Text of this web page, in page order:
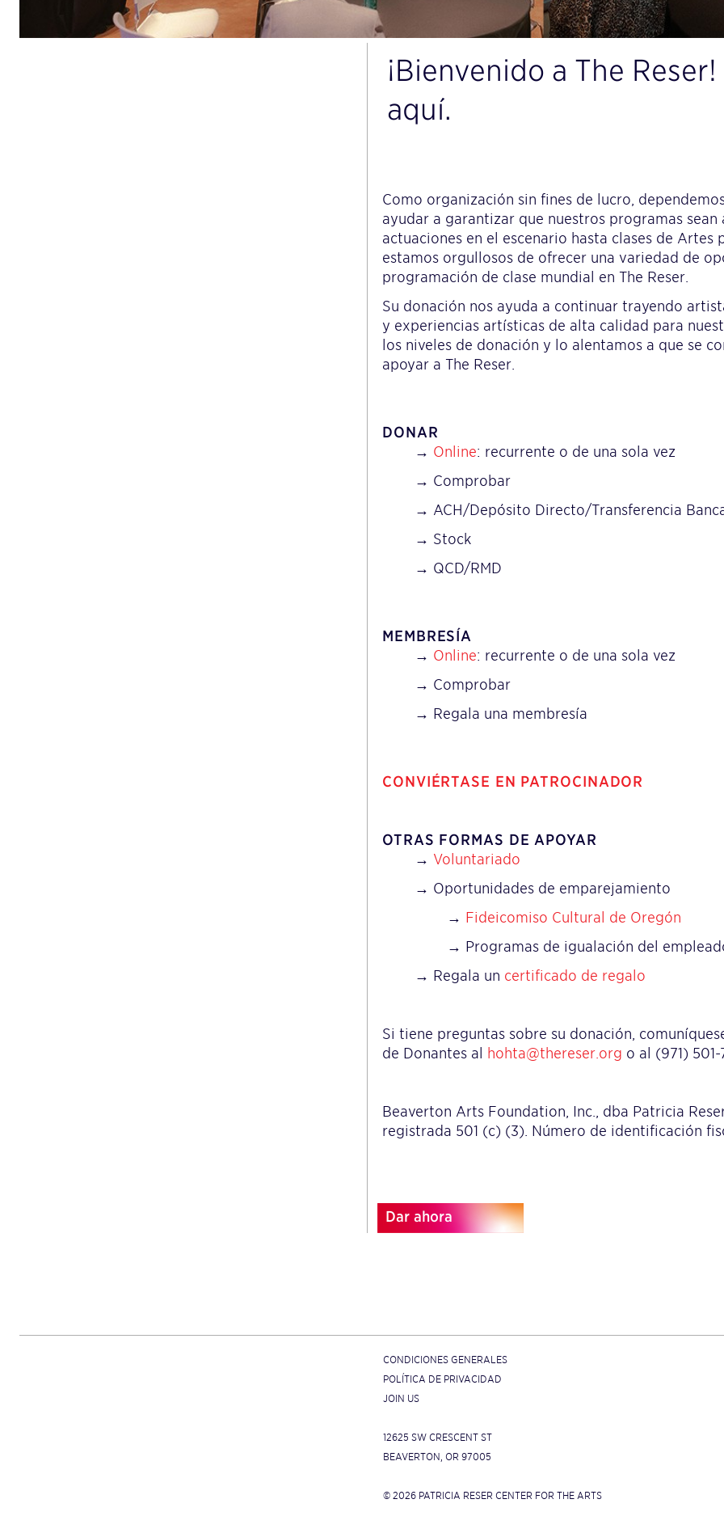
¡Bienvenido a The
aquí.
Como organización sin fines de lucro,
ayudar a garantizar que nuestros programas
actuaciones en el escenario hasta clases de
estamos orgullosos de ofrecer una variedad de
programación de clase mundial en The Reser.
Su donación nos ayuda a continuar trayendo
y experiencias artísticas de alta calidad para
los niveles de donación y lo alentamos a que se
apoyar a The Reser.
DONAR
→ Online: recurrente o de una sola vez
→ Comprobar
→ ACH/Depósito Directo/Transferencia
→ Stock
→ QCD/RMD
MEMBRESÍA
→ Online: recurrente o de una sola vez
→ Comprobar
→ Regala una membresía
CONVIÉRTASE EN PATROCINADOR
OTRAS FORMAS DE APOYAR
→ Voluntariado
→ Oportunidades de emparejamiento
→ Fideicomiso Cultural de Oregón
→ Programas de igualación del
→ Regala un certificado de regalo
Si tiene preguntas sobre su donación,
de Donantes al hohta@thereser.org o al (971) 501-
Beaverton Arts Foundation, Inc., dba Patricia
registrada 501 (c) (3). Número de identificación
Dar ahora
CONDICIONES GENERALES
POLÍTICA DE PRIVACIDAD
JOIN US
12625 SW CRESCENT ST
BEAVERTON, OR 97005
© 2026 PATRICIA RESER CENTER FOR THE ARTS